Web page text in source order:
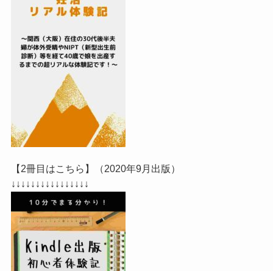
【2冊目はこちら】（2020年9月出版）
↓↓↓↓↓↓↓↓↓↓↓↓↓↓↓↓